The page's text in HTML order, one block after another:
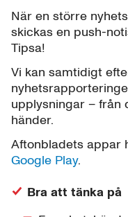
När en större
skickas en push-
Tipsa!
Vi kan samtidigt
upplysningar – från
händer.
Aftonbladets appar
Google Play.
Bra att tänka på